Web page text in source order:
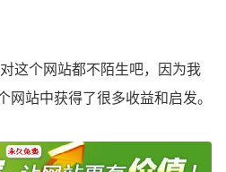
这个网站都不陌生吧，因为我
网站中获得了很多收益和启发。